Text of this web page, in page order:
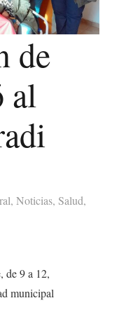
de
al
, Noticias, Salud,
de 9 a 12,
municipal